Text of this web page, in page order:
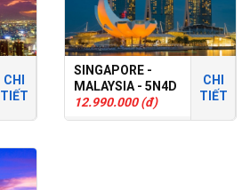
CHI
TIẾT
SINGAPORE -
MALAYSIA - 5N4D
- TOUR GHÉP
12.990.000 (đ)
CHI
TIẾT